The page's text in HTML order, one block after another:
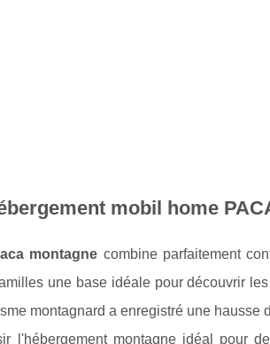
mobil home
montagne combine parfaitement
une base idéale pour découvrir
montagnard a enregistré une hausse
l'hébergement montagne idéal pour